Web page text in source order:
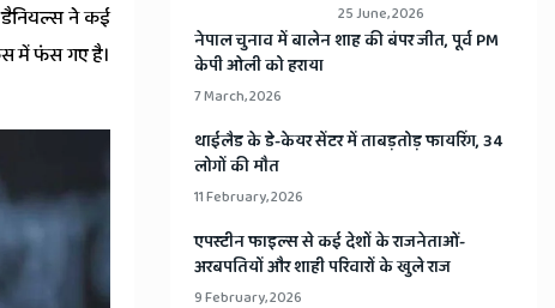
डैनियल्स ने कई
में फंस गए है।
25 June, 2026
​नेपाल चुनाव में बालेन शाह की बंपर जीत, पूर्व PM
केपी ओली को हराया
7 March, 2026
​थाईलैड के डे-केयर सेंटर में ताबड़तोड़ फायरिंग, 34
लोगों की मौत
11 February, 2026
​एपस्टीन फाइल्स से कई देशों के राजनेताओं-
अरबपतियों और शाही परिवारों के खुले राज
9 February, 2026